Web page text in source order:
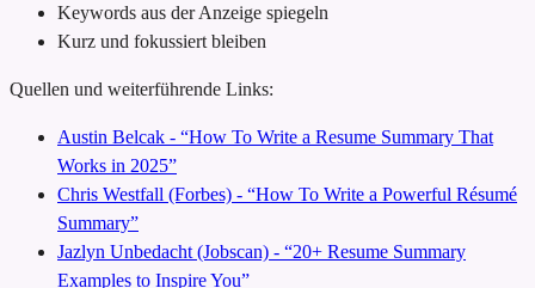
Keywords aus der Anzeige spiegeln
Kurz und fokussiert bleiben
Quellen und weiterführende Links:
Austin Belcak - “How To Write a Resume Summary That
Works in 2025”
Chris Westfall (Forbes) - “How To Write a Powerful Résumé
Summary”
Jazlyn Unbedacht (Jobscan) - “20+ Resume Summary
Examples to Inspire You”